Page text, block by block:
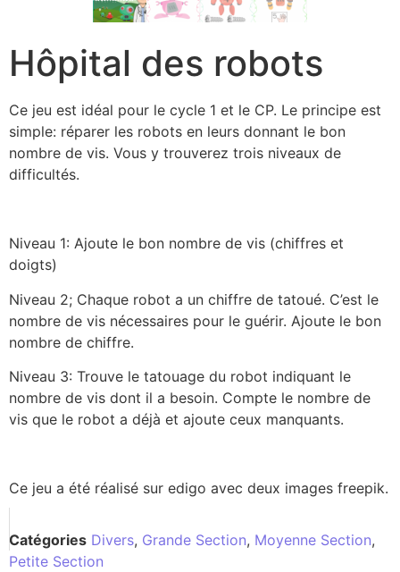
Hôpital des robots
Ce jeu est idéal pour le cycle 1 et le CP. Le principe est
simple: réparer les robots en leurs donnant le bon
nombre de vis. Vous y trouverez trois niveaux de
difficultés.
Niveau 1: Ajoute le bon nombre de vis (chiffres et
doigts)
Niveau 2; Chaque robot a un chiffre de tatoué. C’est le
nombre de vis nécessaires pour le guérir. Ajoute le bon
nombre de chiffre.
Niveau 3: Trouve le tatouage du robot indiquant le
nombre de vis dont il a besoin. Compte le nombre de
vis que le robot a déjà et ajoute ceux manquants.
Ce jeu a été réalisé sur edigo avec deux images freepik.
Catégories Divers, Grande Section, Moyenne Section,
Petite Section